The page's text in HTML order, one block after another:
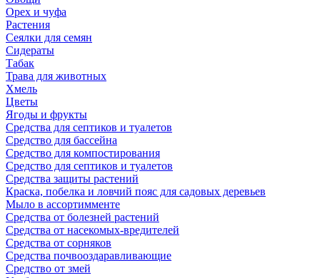
Орех и чуфа
Растения
Сеялки для семян
Сидераты
Табак
Трава для животных
Хмель
Цветы
Ягоды и фрукты
Средства для септиков и туалетов
Средство для бассейна
Средство для компостирования
Средство для септиков и туалетов
Средства защиты растений
Краска, побелка и ловчий пояс для садовых деревьев
Мыло в ассортимменте
Средства от болезней растений
Средства от насекомых-вредителей
Средства от сорняков
Средства почвооздаравливающие
Средство от змей